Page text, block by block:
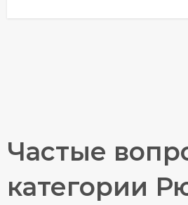
Частые
категории